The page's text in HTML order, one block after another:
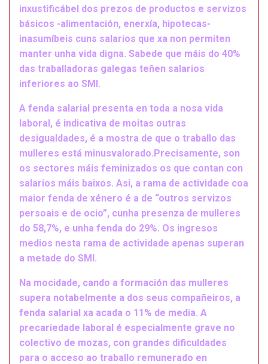
inxustificábel dos prezos de productos e servizos
básicos -alimentación, enerxía, hipotecas-
inasumíbeis cuns salarios que xa non permiten
manter unha vida digna. Sabede que máis do 40%
das traballadoras galegas teñen salarios
inferiores ao SMI.
A fenda salarial presenta en toda a nosa vida
laboral, é indicativa de moitas outras
desigualdades, é a mostra de que o traballo das
mulleres está minusvalorado.Precisamente, son
os sectores máis feminizados os que contan con
salarios máis baixos. Asi, a rama de actividade coa
maior fenda de xénero é a de “outros servizos
persoais e de ocio”, cunha presenza de mulleres
do 58,7%, e unha fenda do 29%. Os ingresos
medios nesta rama de actividade apenas superan
a metade do SMI.
Na mocidade, cando a formación das mulleres
supera notabelmente a dos seus compañeiros, a
fenda salarial xa acada o 11% de media. A
precariedade laboral é especialmente grave no
colectivo de mozas, con grandes dificuldades
para o acceso ao traballo remunerado en